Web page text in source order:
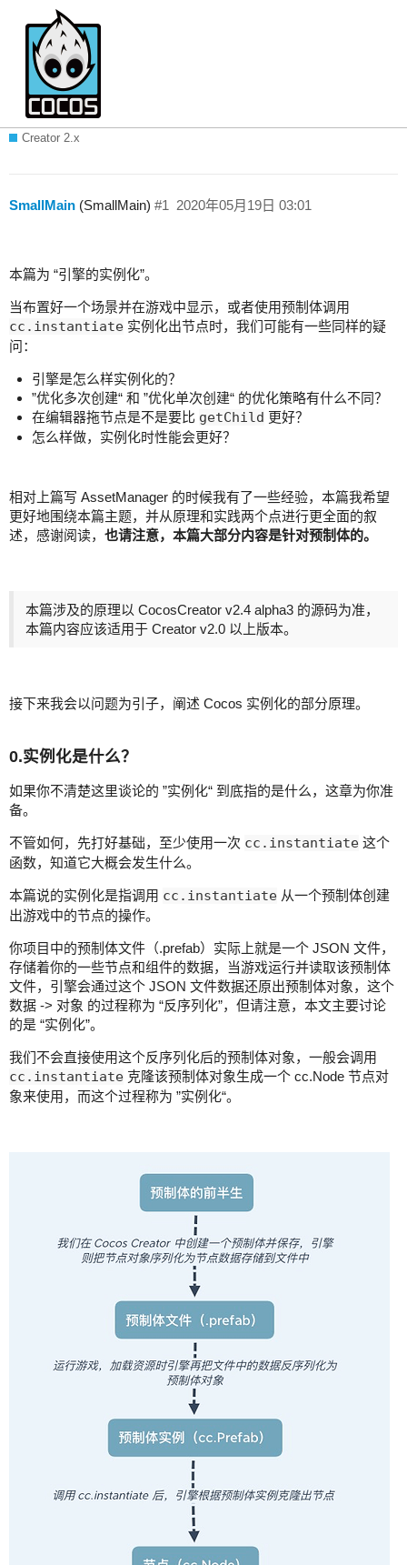
解读 Cocos Creator 引擎：让实例化快
50% 的原理，“拖节点”性能会更好吗？
Creator 2.x
SmallMain (SmallMain) 2020年05月19日 03:01
#1
本篇为 “引擎的实例化”。
当布置好一个场景并在游戏中显示，或者使用预制体调用
cc.instantiate 实例化出节点时，我们可能有一些同样的疑
问：
引擎是怎么样实例化的？
”优化多次创建“ 和 ”优化单次创建“ 的优化策略有什么不同？
在编辑器拖节点是不是要比 getChild 更好？
怎么样做，实例化时性能会更好？
相对上篇写 AssetManager 的时候我有了一些经验，本篇我希望
更好地围绕本篇主题，并从原理和实践两个点进行更全面的叙
述，感谢阅读， 也请注意，本篇大部分内容是针对预制体的。
本篇涉及的原理以 CocosCreator v2.4 alpha3 的源码为准，
本篇内容应该适用于 Creator v2.0 以上版本。
接下来我会以问题为引子，阐述 Cocos 实例化的部分原理。
0.实例化是什么？
如果你不清楚这里谈论的 ”实例化“ 到底指的是什么，这章为你准
备。
不管如何，先打好基础，至少使用一次 cc.instantiate 这个
函数，知道它大概会发生什么。
本篇说的实例化是指调用 cc.instantiate 从一个预制体创建
出游戏中的节点的操作。
你项目中的预制体文件（.prefab）实际上就是一个 JSON 文件，
存储着你的一些节点和组件的数据，当游戏运行并读取该预制体
文件，引擎会通过这个 JSON 文件数据还原出预制体对象，这个
数据 -> 对象 的过程称为 “反序列化”，但请注意，本文主要讨论
的是 “实例化”。
我们不会直接使用这个反序列化后的预制体对象，一般会调用
cc.instantiate 克隆该预制体对象生成一个 cc.Node 节点对
象来使用，而这个过程称为 ”实例化“。